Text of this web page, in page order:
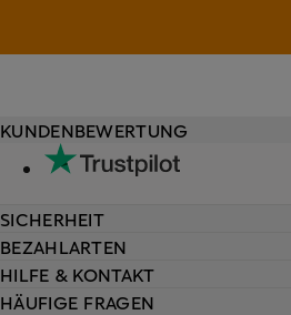
HILFE & KONTAKT
HÄUFIGE FRAGEN
KUNDENBEWERTUNG
SICHERHEIT
BEZAHLARTEN